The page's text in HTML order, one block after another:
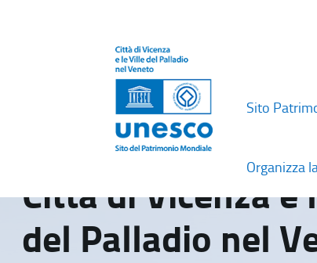
Sito
Organizza
Città di Vicenza e
del Palladio nel